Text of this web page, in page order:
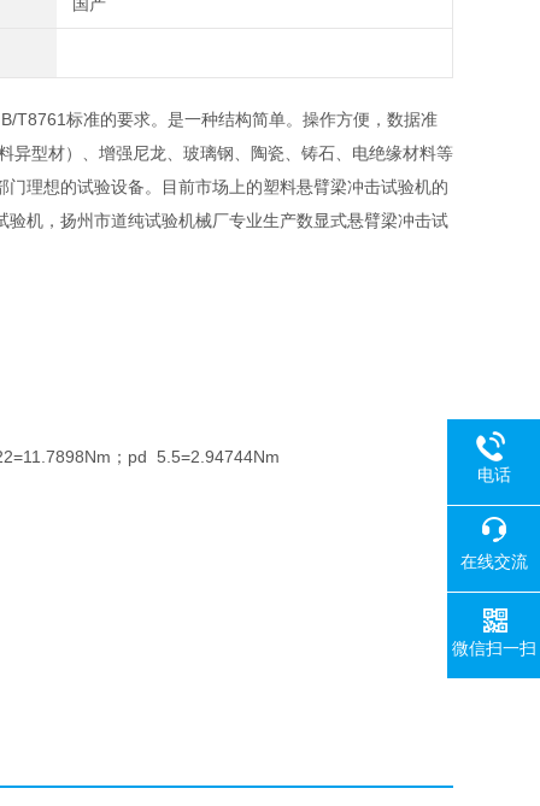
T8761标准的要求。是一种结构简单。操作方便，数据准
异型材）、增强尼龙、玻璃钢、陶瓷、铸石、电绝缘材料等
理想的试验设备。目前市场上的塑料悬臂梁冲击试验机的
机，扬州市道纯试验机械厂专业生产数显式悬臂梁冲击试
；pd 5.5=2.94744Nm
电话
在线交流
微信扫一扫